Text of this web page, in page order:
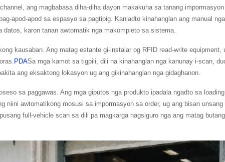
ang magbabasa diha-diha dayon makakuha sa tanang
apod-apod sa espasyo sa pagtipig. Kaniadto kinahanglan ang manual
karon tanan awtomatik nga makompleto sa sistema.
kausaban. Ang matag estante gi-instalar og RFID read-write equipment,
PDASa mga kamot sa tigpili, dili na kinahanglan nga kanunay i-scan,
ang eksaktong lokasyon ug ang gikinahanglan nga gidaghanon.
sa paggawas. Ang mga giputos nga produkto ipadala ngadto sa
niini awtomatikong mosusi sa impormasyon sa order, ug ang bisan
full-vehicle scan sa dili pa magkarga nagsiguro nga ang matag